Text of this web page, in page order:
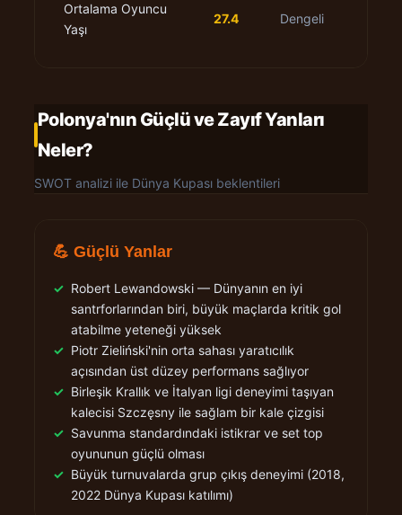
Ortalama Oyuncu
Yaşı
27.4 Dengeli
Polonya'nın Güçlü ve Zayıf Yanları
Neler?
SWOT analizi ile Dünya Kupası beklentileri
💪 Güçlü Yanlar
✓ Robert Lewandowski — Dünyanın en iyi
santrforlarından biri, büyük maçlarda kritik gol
atabilme yeteneği yüksek
✓ Piotr Zieliński'nin orta sahası yaratıcılık
açısından üst düzey performans sağlıyor
✓ Birleşik Krallık ve İtalyan ligi deneyimi taşıyan
kalecisi Szczęsny ile sağlam bir kale çizgisi
✓ Savunma standardındaki istikrar ve set top
oyununun güçlü olması
✓ Büyük turnuvalarda grup çıkış deneyimi (2018,
2022 Dünya Kupası katılımı)